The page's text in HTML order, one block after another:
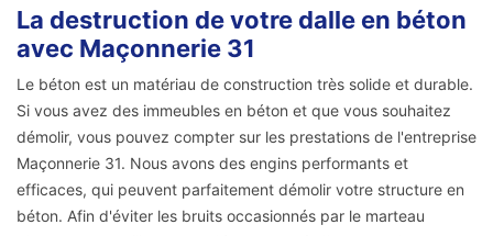
La destruction de votre dalle en béton
avec Maçonnerie 31
Le béton est un matériau de construction très solide et durable.
Si vous avez des immeubles en béton et que vous souhaitez
démolir, vous pouvez compter sur les prestations de l'entreprise
Maçonnerie 31. Nous avons des engins performants et
efficaces, qui peuvent parfaitement démolir votre structure en
béton. Afin d'éviter les bruits occasionnés par le marteau